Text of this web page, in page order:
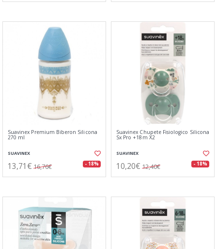
Suavinex Premium Biberon Silicona
270 ml
SUAVINEX
13,71€ 16,76€ - 18%
Suavinex Chupete Fisiologico Silicona
Sx Pro +18m X2
SUAVINEX
10,20€ 12,40€ - 18%